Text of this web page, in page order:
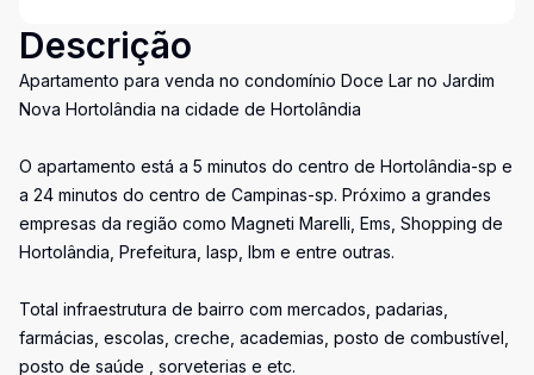
Descrição
Apartamento para venda no condomínio Doce Lar no Jardim
Nova Hortolândia na cidade de Hortolândia
O apartamento está a 5 minutos do centro de Hortolândia-sp e
a 24 minutos do centro de Campinas-sp. Próximo a grandes
empresas da região como Magneti Marelli, Ems, Shopping de
Hortolândia, Prefeitura, Iasp, Ibm e entre outras.
Total infraestrutura de bairro com mercados, padarias,
farmácias, escolas, creche, academias, posto de combustível,
posto de saúde , sorveterias e etc.